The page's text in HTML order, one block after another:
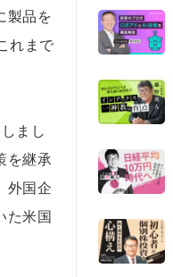
製品を
れまで
まし
を継承
外国企
た米国